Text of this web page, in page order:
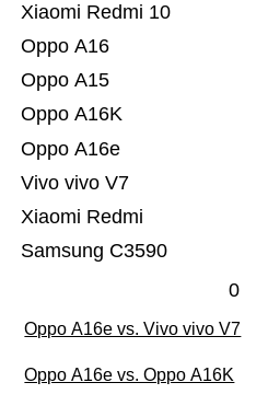
Samsung C3590
Xiaomi Redmi
Vivo vivo V7
Oppo A16e
Oppo A16K
Oppo A15
Oppo A16
Xiaomi Redmi 10
0
Oppo A16e vs. Vivo vivo V7
Oppo A16e vs. Oppo A16K